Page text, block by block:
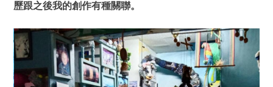
歷跟之後我的創作有種關聯。